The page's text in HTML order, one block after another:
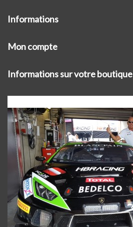
Informations
Mon compte
Informations sur votre boutique